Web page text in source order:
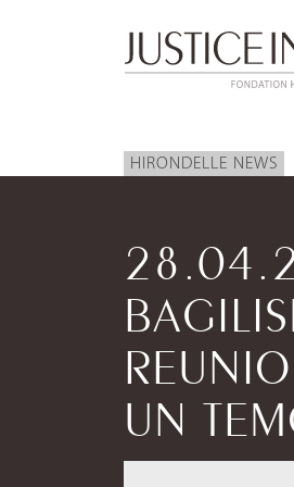
HIRONDELLE NEWS
UN